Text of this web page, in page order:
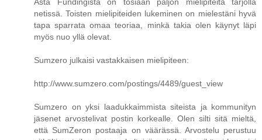
netissä. Toisten mielipiteiden lukeminen on mielestäni hyvä
tapa sparrata omaa teoriaa, minkä takia olen käynyt läpi
myös nuo yllä olevat.
Sumzero julkaisi vastakkaisen mielipiteen:
http://www.sumzero.com/postings/4489/guest_view
Sumzero on yksi laadukkaimmista siteista ja kommunityn
jäsenet arvostelivat postin korkealle. Olen silti sitä mieltä,
että SumZeron postaaja on väärässä. Arvostelu perustuu